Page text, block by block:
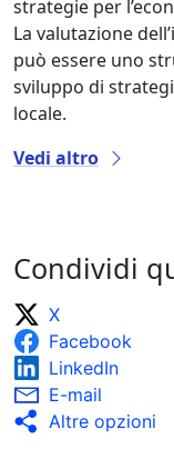
strategie per
La valutazione
può essere uno
sviluppo di
locale.
Vedi altro
Condividi
X
Facebook
LinkedIn
E-mail
Altre opzioni